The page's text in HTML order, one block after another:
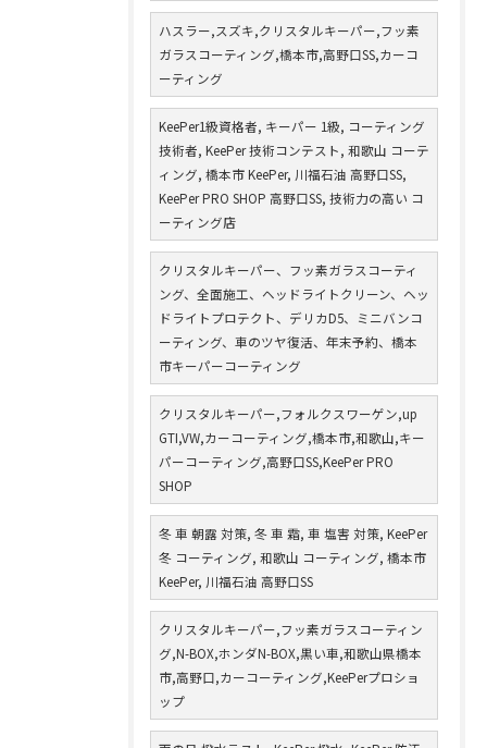
ハスラー,スズキ,クリスタルキーパー,フッ素
ガラスコーティング,橋本市,高野口SS,カーコ
ーティング
KeePer1級資格者, キーパー 1級, コーティング
技術者, KeePer 技術コンテスト, 和歌山 コーテ
ィング, 橋本市 KeePer, 川福石油 高野口SS,
KeePer PRO SHOP 高野口SS, 技術力の高い コ
ーティング店
クリスタルキーパー、フッ素ガラスコーティ
ング、全面施工、ヘッドライトクリーン、ヘッ
ドライトプロテクト、デリカD5、ミニバンコ
ーティング、車のツヤ復活、年末予約、橋本
市キーパーコーティング
クリスタルキーパー,フォルクスワーゲン,up
GTI,VW,カーコーティング,橋本市,和歌山,キー
パーコーティング,高野口SS,KeePer PRO
SHOP
冬 車 朝露 対策, 冬 車 霜, 車 塩害 対策, KeePer
冬 コーティング, 和歌山 コーティング, 橋本市
KeePer, 川福石油 高野口SS
クリスタルキーパー,フッ素ガラスコーティン
グ,N-BOX,ホンダN-BOX,黒い車,和歌山県橋本
市,高野口,カーコーティング,KeePerプロショ
ップ